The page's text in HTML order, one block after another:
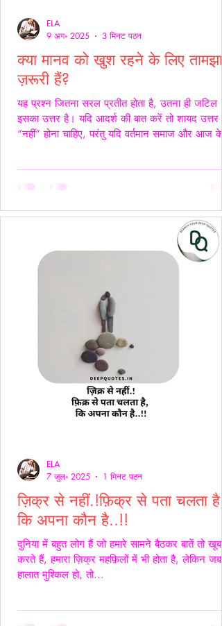
क्या मानव को खुश रहने के लिए तामझाम
ज़रूरी हैं?
यह प्रश्न जितना सरल प्रतीत होता है, उतना ही जटिल
इसका उत्तर है। यदि आदर्श की बात करें तो शायद उत्तर
“नहीं” होना चाहिए, परंतु यदि वर्तमान समाज और आज के
98% समस्याओं का केंद्र बिंदु पैसा बन चुका है। चाहे वह
सम्मान हो, सुरक्षा हो, शिक्षा हो या स्वास्थ्य हर समस्या का
समाधान धन से जोड़कर देखा जाता है। यह स्थिति यूँ ही
ELA
9 अग॰ 2025
3 मिनट पठन
ज़िक्र से नहीं.!फ़िक्र से पता चलता है,
कि अपना कौन है..!!
दुनिया में बहुत लोग हैं जो हमारे सामने बैठकर बातें तो खूब
करते हैं, हमारा ज़िक्र महफ़िलों में भी होता है, लेकिन जब
हालात मुश्किल हो, तो...
ELA
7 जुल॰ 2025
1 मिनट पठन